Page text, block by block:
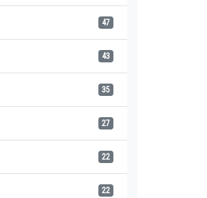
47
43
35
27
22
22